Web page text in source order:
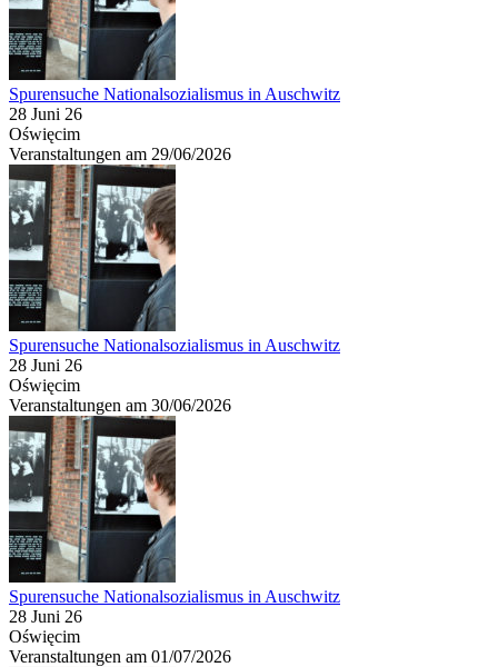
Spurensuche Nationalsozialismus in Auschwitz
28 Juni 26
Oświęcim
Veranstaltungen am 29/06/2026
Spurensuche Nationalsozialismus in Auschwitz
28 Juni 26
Oświęcim
Veranstaltungen am 30/06/2026
Spurensuche Nationalsozialismus in Auschwitz
28 Juni 26
Oświęcim
Veranstaltungen am 01/07/2026